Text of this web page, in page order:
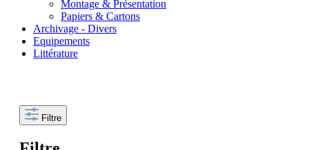
Montage & Présentation
Papiers & Cartons
Archivage - Divers
Equipements
Littérature
Filtre